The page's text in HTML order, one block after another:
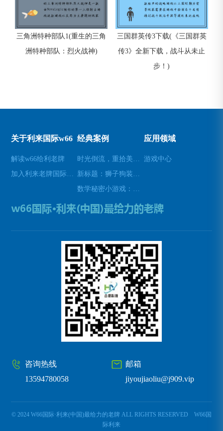
三角洲特种部队1(重生的三角
洲特种部队：烈火战神)
三国群英传3下载(《三国群英
传3》全新下载，战斗从未止
步！)
关于利来国际w66
解读w66给利老牌
经典案例 应用领域
游戏中心
邮箱
jiyoujiaoliu@j909.vip
咨询热线
13594780058
© 2024 W66国际·利来(中国)最给力的老牌 ALL RIGHTS RESERVED W66国
际利来